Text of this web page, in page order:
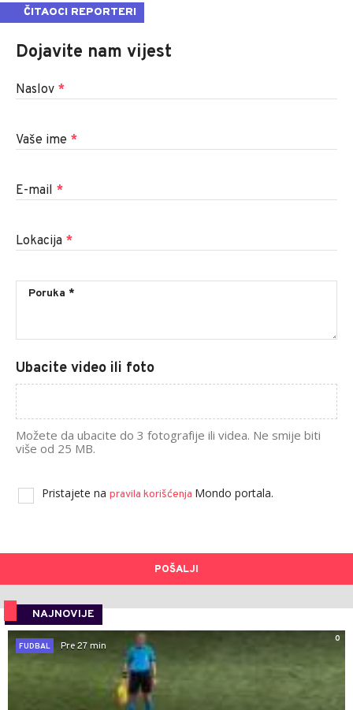
ČITAOCI REPORTERI
Dojavite nam vijest
Naslov *
Vaše ime *
E-mail *
Lokacija *
Ubacite video ili foto
Možete da ubacite do 3 fotografije ili videa. Ne smije biti
više od 25 MB.
Pristajete na pravila korišćenja Mondo portala.
POŠALJI
NAJNOVIJE
0
FUDBAL
Pre 27 min